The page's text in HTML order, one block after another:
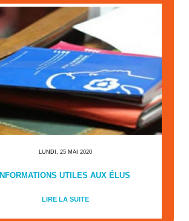
LUNDI, 25 MAI 2020
INFORMATIONS UTILES AUX ÉLUS
LIRE LA SUITE